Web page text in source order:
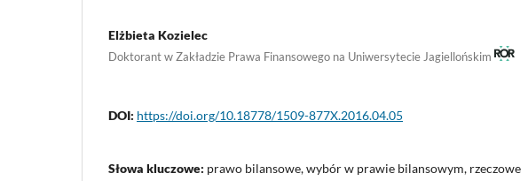
Elżbieta Kozielec
Doktorant w Zakładzie Prawa Finansowego na Uniwersytecie Jagiellońskim
DOI: https://doi.org/10.18778/1509-877X.2016.04.05
Słowa kluczowe: prawo bilansowe, wybór w prawie bilansowym, rzeczowe